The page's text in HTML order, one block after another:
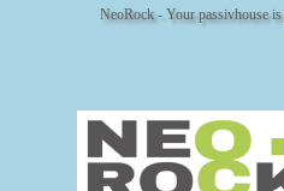
Direkt zum SeiteninhaltNeoRock - Your passivhouse